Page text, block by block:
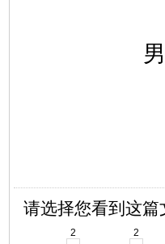
请选择您看到这
2 2